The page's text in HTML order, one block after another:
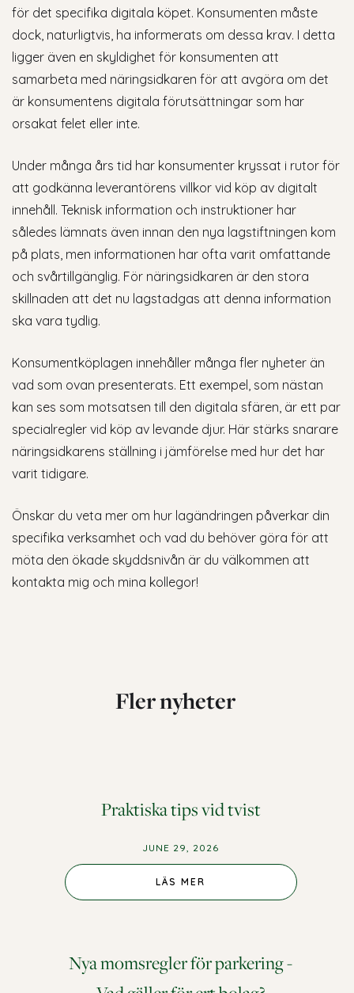
för det specifika digitala köpet. Konsumenten måste
dock, naturligtvis, ha informerats om dessa krav. I detta
ligger även en skyldighet för konsumenten att
samarbeta med näringsidkaren för att avgöra om det
är konsumentens digitala förutsättningar som har
orsakat felet eller inte.
Under många års tid har konsumenter kryssat i rutor för
att godkänna leverantörens villkor vid köp av digitalt
innehåll. Teknisk information och instruktioner har
således lämnats även innan den nya lagstiftningen kom
på plats, men informationen har ofta varit omfattande
och svårtillgänglig. För näringsidkaren är den stora
skillnaden att det nu lagstadgas att denna information
ska vara tydlig.
Konsumentköplagen innehåller många fler nyheter än
vad som ovan presenterats. Ett exempel, som nästan
kan ses som motsatsen till den digitala sfären, är ett par
specialregler vid köp av levande djur. Här stärks snarare
näringsidkarens ställning i jämförelse med hur det har
varit tidigare.
Önskar du veta mer om hur lagändringen påverkar din
specifika verksamhet och vad du behöver göra för att
möta den ökade skyddsnivån är du välkommen att
kontakta mig och mina kollegor!
Fler nyheter
Praktiska tips vid tvist
JUNE 29, 2026
LÄS MER
Nya momsregler för parkering -